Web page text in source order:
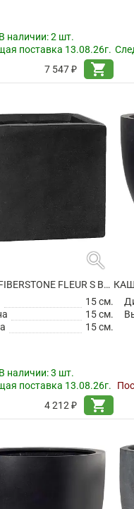
наличии:2 шт.
поставка 13.08.26г.
7 547 ₽
shopping_cart
search
КАШПО FIBERSTONE FLEUR S BLACK
15 см.
15 см.
15 см.
наличии:3 шт.
поставка 13.08.26г.
4 212 ₽
shopping_cart